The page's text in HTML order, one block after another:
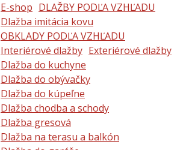
E-shop DLAŽBY PODĽA VZHĽADU
Dlažba imitácia kovu
OBKLADY PODĽA VZHĽADU
Interiérové dlažby Exteriérové dlažby
Dlažba do kuchyne
Dlažba do obývačky
Dlažba do kúpeľne
Dlažba chodba a schody
Dlažba gresová
Dlažba na terasu a balkón